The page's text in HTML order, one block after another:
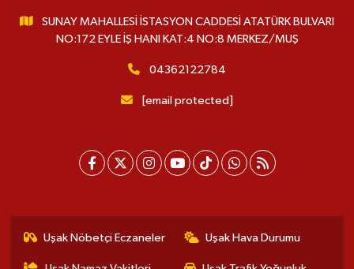
SUNAY MAHALLESİ İSTASYON CADDESİ ATATÜRK BULVARI
NO:172 EYLE İŞ HANI KAT:4 NO:8 MERKEZ/MUŞ
04362122784
[email protected]
Uşak Nöbetçi Eczaneler Uşak Hava Durumu